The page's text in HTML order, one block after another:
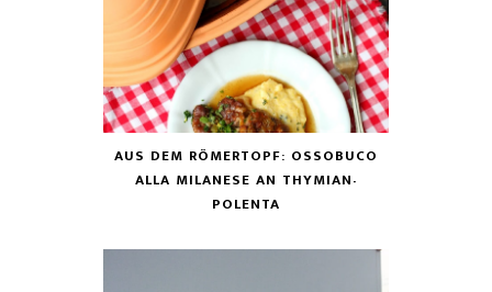
AUS DEM RÖMERTOPF: OSSOBUCO
ALLA MILANESE AN THYMIAN-
POLENTA